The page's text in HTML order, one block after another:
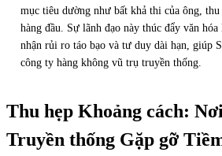
mục tiêu dường như bất khả thi của ông,
hàng đầu. Sự lãnh đạo này thúc đẩy văn
nhận rủi ro táo bạo và tư duy dài hạn, giúp
công ty hàng không vũ trụ truyền thống.
Thu hẹp Khoảng cách:
Truyền thống Gặp gỡ